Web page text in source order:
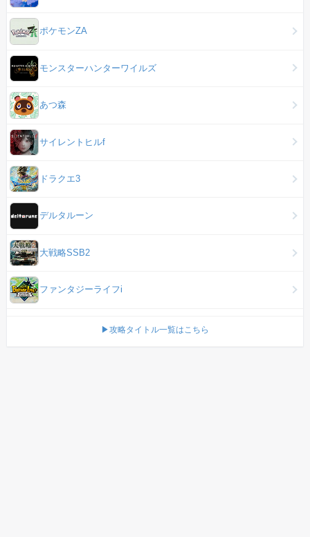
ポケモンZA
モンスターハンターワイルズ
あつ森
サイレントヒルf
ドラクエ3
デルタルーン
大戦略SSB2
ファンタジーライフi
▶攻略タイトル一覧はこちら